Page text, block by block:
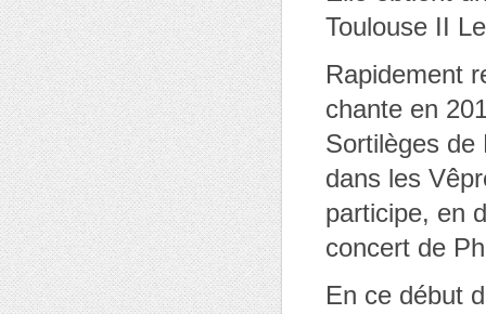
Toulouse II
Rapidement
chante en
Sortilèges de
dans les
participe, en
concert de
En ce début